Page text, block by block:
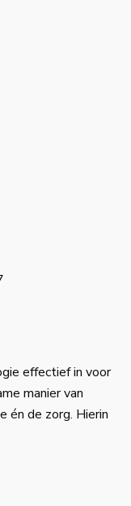
effectief in voor
manier van
én de zorg. Hierin